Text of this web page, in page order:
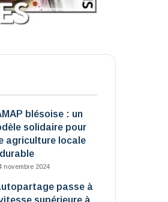
blésoise : un
solidaire pour
agriculture locale
novembre 2024
passe à
supérieure à